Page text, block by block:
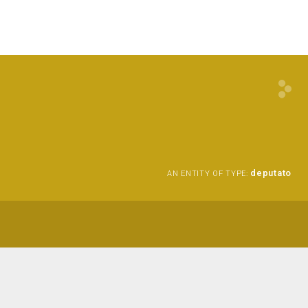
AN ENTITY OF TYPE: deputato